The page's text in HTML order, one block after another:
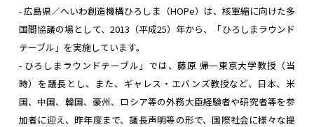
- 広島県／へいわ創造機構ひろしま（HOPe）は、核軍縮に向けた多
国間協議の場として、2013（平成25）年から、「ひろしまラウンド
テーブル」を実施しています。
- ひろしまラウンドテーブル」では、藤原 帰一東京大学教授（当
時）を議長とし、また、ギャレス・エバンズ教授など、日本、米
国、中国、韓国、豪州、ロシア等の外務大臣経験者や研究者等を参
加者に迎え、昨年度まで、議長声明等の形で、国際社会に様々な提